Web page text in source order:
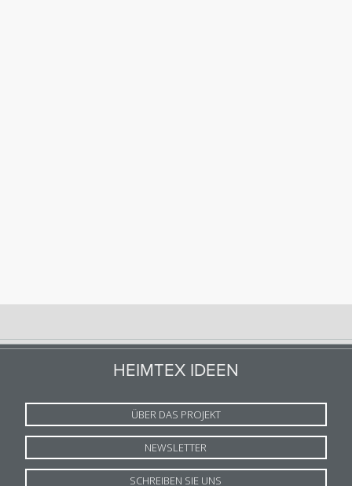
HEIMTEX IDEEN
ÜBER DAS PROJEKT
NEWSLETTER
SCHREIBEN SIE UNS